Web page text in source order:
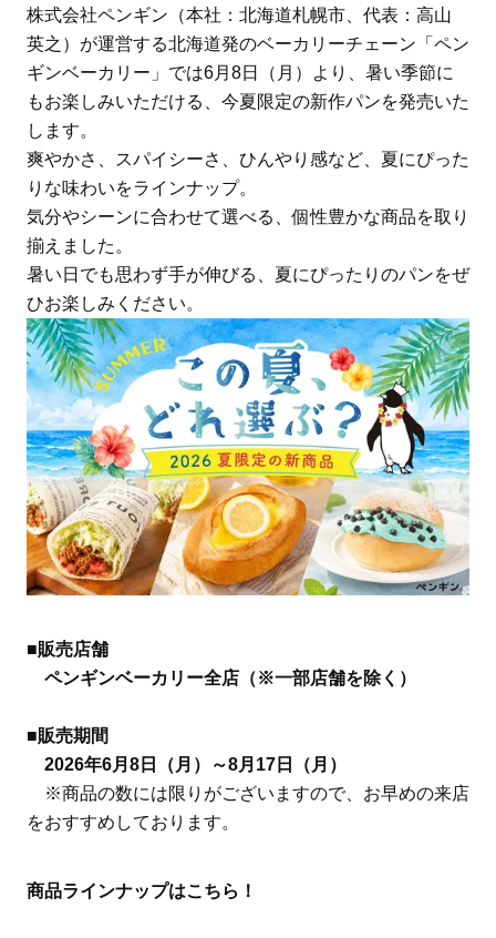
ス学」
タログ
株式会社ペンギン（本社：北海道札幌市、代表：高山
英之）が運営する北海道発のベーカリーチェーン「ペン
ギンベーカリー」では6月8日（月）より、暑い季節に
もお楽しみいただける、今夏限定の新作パンを発売いた
します。
爽やかさ、スパイシーさ、ひんやり感など、夏にぴった
りな味わいをラインナップ。
気分やシーンに合わせて選べる、個性豊かな商品を取り
揃えました。
暑い日でも思わず手が伸びる、夏にぴったりのパンをぜ
ひお楽しみください。
■販売店舗
ペンギンベーカリー全店（※一部店舗を除く）
■販売期間
2026年6月8日（月）～8月17日（月）
※商品の数には限りがございますので、お早めの来店
をおすすめしております。
商品ラインナップはこちら！